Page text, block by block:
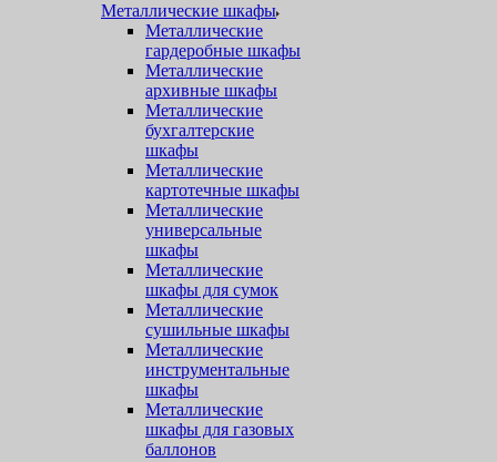
Металлические шкафы
Металлические
гардеробные шкафы
Металлические
архивные шкафы
Металлические
бухгалтерские
шкафы
Металлические
картотечные шкафы
Металлические
универсальные
шкафы
Металлические
шкафы для сумок
Металлические
сушильные шкафы
Металлические
инструментальные
шкафы
Металлические
шкафы для газовых
баллонов